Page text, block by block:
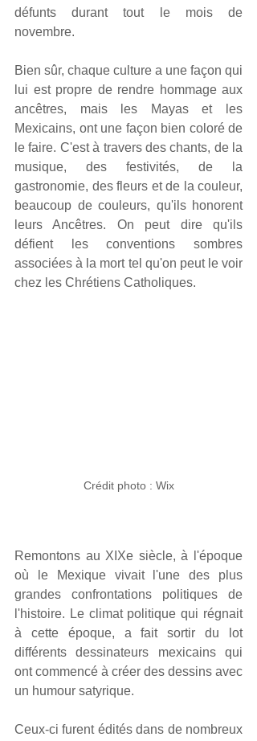
défunts durant tout le mois de
novembre.
Bien sûr, chaque culture a une façon qui
lui est propre de rendre hommage aux
ancêtres, mais les Mayas et les
Mexicains, ont une façon bien coloré de
le faire. C'est à travers des chants, de la
musique, des festivités, de la
gastronomie, des fleurs et de la couleur,
beaucoup de couleurs, qu'ils honorent
leurs Ancêtres. On peut dire qu'ils
défient les conventions sombres
associées à la mort tel qu'on peut le voir
chez les Chrétiens Catholiques.
Crédit photo : Wix
Remontons au XIXe siècle, à l'époque
où le Mexique vivait l'une des plus
grandes confrontations politiques de
l'histoire. Le climat politique qui régnait
à cette époque, a fait sortir du lot
différents dessinateurs mexicains qui
ont commencé à créer des dessins avec
un humour satyrique.
Ceux-ci furent édités dans de nombreux